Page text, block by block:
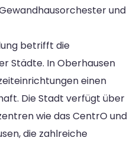
und
betrifft die
Städte. In Oberhausen
einen
Die Stadt verfügt über
wie das CentrO und
die zahlreiche